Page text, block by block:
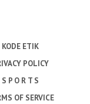
KODE ETIK
POLICY
S P O R T S
OF SERVICE